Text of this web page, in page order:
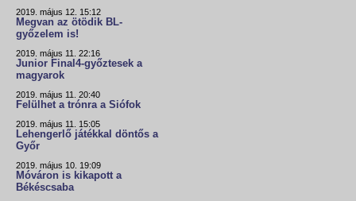
2019. május 12. 15:12
Megvan az ötödik BL-
győzelem is!
2019. május 11. 22:16
Junior Final4-győztesek a
magyarok
2019. május 11. 20:40
Felülhet a trónra a Siófok
2019. május 11. 15:05
Lehengerlő játékkal döntős a
Győr
2019. május 10. 19:09
Móváron is kikapott a
Békéscsaba